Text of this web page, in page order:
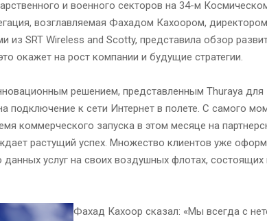
и военного секторов на 34-м
возглавляемая Фахадом Кахоором,
из SRT Wireless and Scotty, представила обзор
окажет на рост компании и будущие стратегии.
решением, представленным Thuraya для
подключение к сети Интернет в полете. С самого
коммерческого запуска в этом месяце на
растущий успех. Множество клиентов уже
данных услуг на своих воздушных флотах, состоящих
Фахад Кахоор сказал: «Мы всегда с